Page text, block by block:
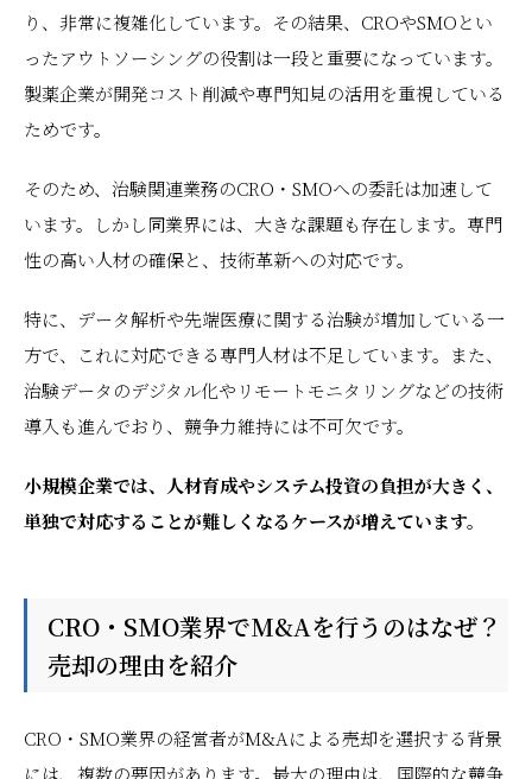
り、非常に複雑化しています。その結果、CROやSMOとい
ったアウトソーシングの役割は一段と重要になっています。
製薬企業が開発コスト削減や専門知見の活用を重視している
ためです。
そのため、治験関連業務のCRO・SMOへの委託は加速して
います。しかし同業界には、大きな課題も存在します。専門
性の高い人材の確保と、技術革新への対応です。
特に、データ解析や先端医療に関する治験が増加している一
方で、これに対応できる専門人材は不足しています。また、
治験データのデジタル化やリモートモニタリングなどの技術
導入も進んでおり、競争力維持には不可欠です。
小規模企業では、人材育成やシステム投資の負担が大きく、
単独で対応することが難しくなるケースが増えています。
CRO・SMO業界でM&Aを行うのはなぜ？
売却の理由を紹介
CRO・SMO業界の経営者がM&Aによる売却を選択する背景
には、複数の要因があります。最大の理由は、国際的な競争